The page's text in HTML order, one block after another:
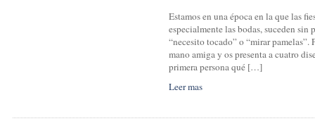
Estamos en una época en la que las
especialmente las bodas, suceden sin
“necesito tocado” o “mirar
mano amiga y os presenta a cuatro
primera persona qué […]
Leer mas